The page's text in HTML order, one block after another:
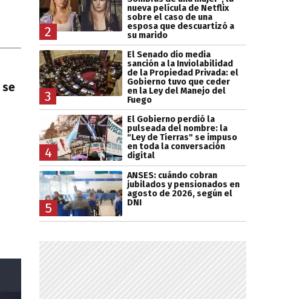
se
2
nueva película de Netflix
sobre el caso de una
esposa que descuartizó a
su marido
3
El Senado dio media
sanción a la Inviolabilidad
de la Propiedad Privada: el
Gobierno tuvo que ceder
en la Ley del Manejo del
Fuego
4
El Gobierno perdió la
pulseada del nombre: la
"Ley de Tierras" se impuso
en toda la conversación
digital
5
ANSES: cuándo cobran
jubilados y pensionados en
agosto de 2026, según el
DNI